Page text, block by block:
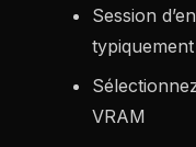
Session
typiquement
VRAM